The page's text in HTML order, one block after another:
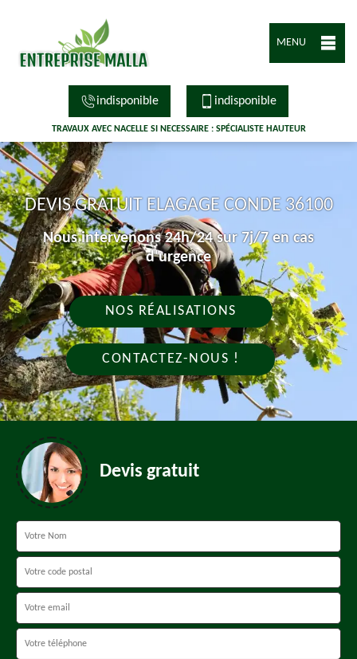
MENU
indisponible indisponible
TRAVAUX AVEC NACELLE SI NECESSAIRE : SPÉCIALISTE HAUTEUR
DEVIS GRATUIT ELAGAGE CONDE 36100
Nous intervenons 24h/24 sur 7j/7 en cas
d'urgence
NOS RÉALISATIONS
CONTACTEZ-NOUS !
Devis gratuit